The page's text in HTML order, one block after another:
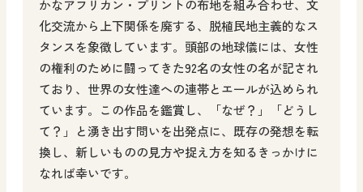
かなアフリカン・プリントの布地を組み合わせ、文
化交流から上下関係を廃する、脱植民地主義的なス
タンスを象徴しています。頭部の地球儀には、女性
の権利のために闘ってきた92名の女性の名が記され
ており、世界の女性達への連帯とエールが込められ
ています。この作品を鑑賞し、「なぜ？」「どうし
て？」と湧き出す問いを出発点に、既存の発想を転
換し、新しいものの見方や捉え方を知るきっかけに
なれば幸いです。